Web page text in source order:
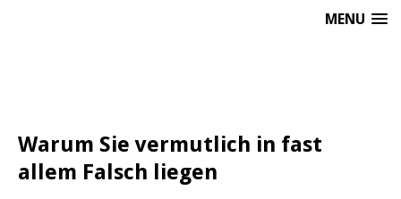
MENU
Warum Sie vermutlich in fast
allem Falsch liegen